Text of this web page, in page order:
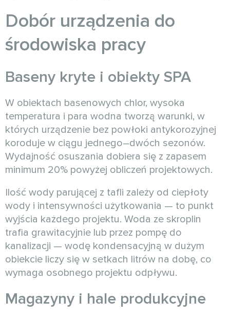
Dobór urządzenia do
środowiska pracy
Baseny kryte i obiekty SPA
W obiektach basenowych chlor, wysoka
temperatura i para wodna tworzą warunki, w
których urządzenie bez powłoki antykorozyjnej
koroduje w ciągu jednego–dwóch sezonów.
Wydajność osuszania dobiera się z zapasem
minimum 20% powyżej obliczeń projektowych.
Ilość wody parującej z tafli zależy od ciepłoty
wody i intensywności użytkowania — to punkt
wyjścia każdego projektu. Woda ze skroplin
trafia grawitacyjnie lub przez pompę do
kanalizacji — wodę kondensacyjną w dużym
obiekcie liczy się w setkach litrów na dobę, co
wymaga osobnego projektu odpływu.
Magazyny i hale produkcyjne